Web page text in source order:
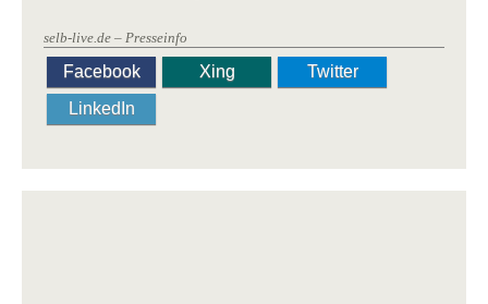
selb-live.de – Presseinfo
Facebook Xing
Twitter
LinkedIn